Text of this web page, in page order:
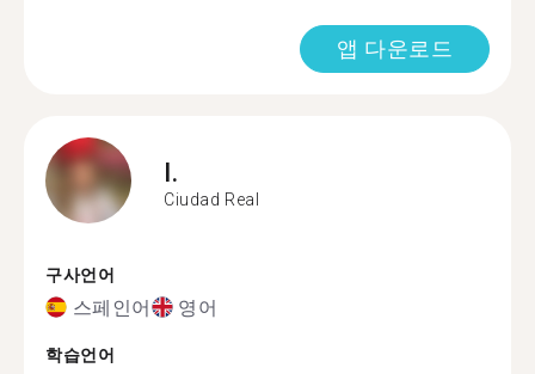
앱 다운로드
I.
Ciudad Real
구사언어
스페인어 영어
학습언어